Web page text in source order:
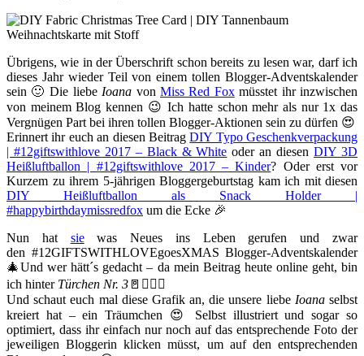
Übrigens, wie in der Überschrift schon bereits zu lesen war, darf ich
dieses Jahr wieder Teil von einem tollen Blogger-Adventskalender
sein 🙂 Die liebe Ioana von Miss Red Foxmüsstet ihr inzwischen
von meinem Blog kennen 😉 Ich hatte schon mehr als nur 1x das
Vergnügen Part bei ihren tollen Blogger-Aktionen sein zu dürfen 😍
Erinnert ihr euch an diesen BeitragDIY Typo Geschenkverpackung
| #12giftswithlove 2017 – Black & White oder an diesenDIY 3D
Heißluftballon | #12giftswithlove 2017 – Kinder? Oder erst vor
Kurzem zu ihrem 5-jährigen Bloggergeburtstag kam ich mit diesen
DIY Heißluftballon als Snack Holder |
#happybirthdaymissredfox um die Ecke 🎉
Nun hat siewas Neues ins Leben gerufen und zwar
den #12GIFTSWITHLOVEgoesXMAS Blogger-Adventskalender
🎄Und wer hätt´s gedacht – da mein Beitrag heute online geht, bin
ich hinter Türchen Nr. 3 🚪🙋🏻‍♀️
Und schaut euch mal diese Grafik an, die unsere liebe Ioanaselbst
kreiert hat – ein Träumchen 😍 Selbst illustriert und sogar so
optimiert, dass ihr einfach nur noch auf das entsprechende Foto der
jeweiligen Bloggerin klicken müsst, um auf den entsprechenden